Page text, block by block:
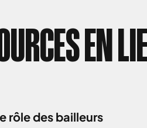
EN
rôle des bailleurs